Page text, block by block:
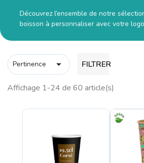
Découvrez l’ensemble de notre
boisson à personnaliser avec votre
Pertinence  FILTRER
Affichage 1-24 de 60 article(s)